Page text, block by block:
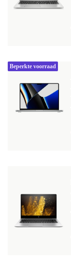
Beperkte voorraad